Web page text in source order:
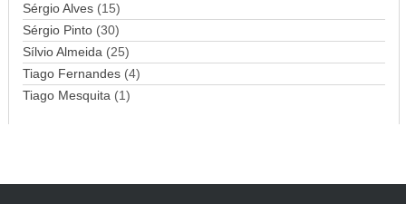
Sérgio Alves(15)
Sérgio Pinto(30)
Sílvio Almeida (25)
Tiago Fernandes(4)
Tiago Mesquita (1)